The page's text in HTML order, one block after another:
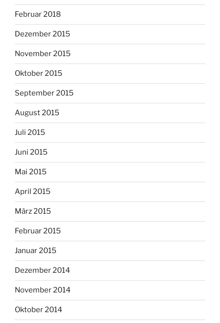
Februar 2018
Dezember 2015
November 2015
Oktober 2015
September 2015
August 2015
Juli 2015
Juni 2015
Mai 2015
April 2015
März 2015
Februar 2015
Januar 2015
Dezember 2014
November 2014
Oktober 2014